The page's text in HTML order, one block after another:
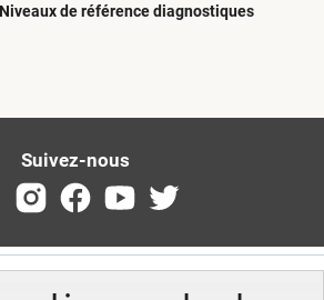
de référence diagnostiques
Suivez-nous